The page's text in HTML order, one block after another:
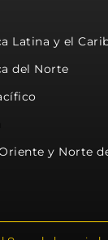
Latina y el
del Norte
y Norte